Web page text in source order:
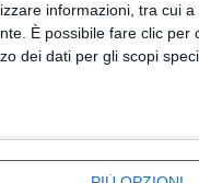
informazioni, tra cui
È possibile fare clic
dei dati per gli scopi